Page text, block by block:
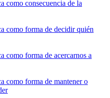
como consecuencia de la
como forma de decidir quién
como forma de acercarnos a
como forma de mantener o